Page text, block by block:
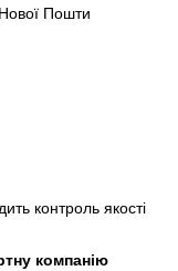
Пошти
контроль якості
компанію